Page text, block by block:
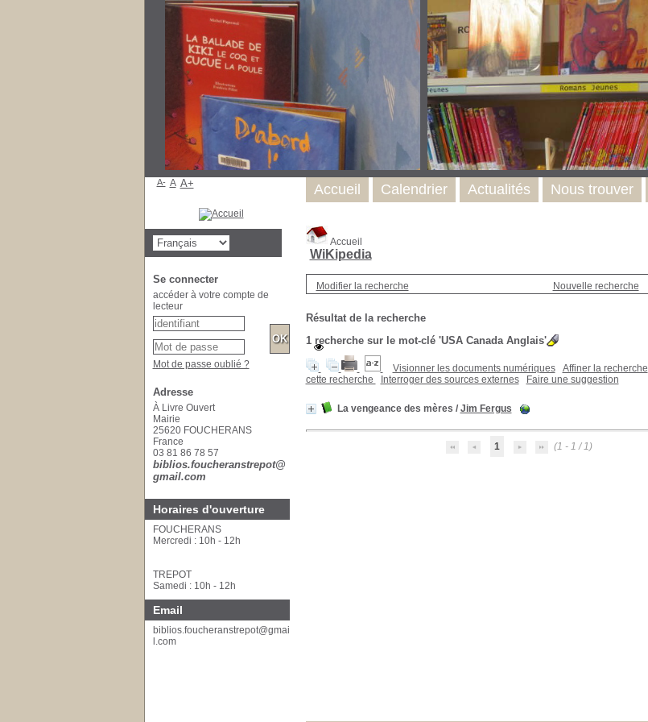
Accueil
WiKipedia
Modifier la recherche Nouvelle recherche
Résultat de la recherche
1recherche sur le mot-clé 'USA Canada Anglais'
Visionner les documents numériques Affiner la recherche
cette recherche
Interroger des sources externes Faire une suggestion
La vengeance des mères / Jim Fergus
1 (1 - 1 / 1)
Accueil Calendrier Actualités Nous trouver
A- A A+
Se connecter
accéder à votre compte de
lecteur
Mot de passe oublié ?
Adresse
À Livre Ouvert
Mairie
25620 FOUCHERANS
France
03 81 86 78 57
biblios.foucheranstrepot@
gmail.com
Horaires d'ouverture
FOUCHERANS
Mercredi : 10h - 12h
TREPOT
Samedi : 10h - 12h
Email
biblios.foucheranstrepot@gmai
l.com